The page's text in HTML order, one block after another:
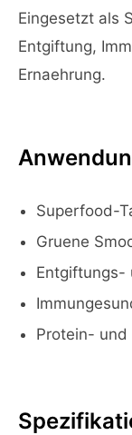
Eingesetzt als
Entgiftung,
Ernaehrung.
Superfood-
Gruene
Entgiftungs-
Protein- und